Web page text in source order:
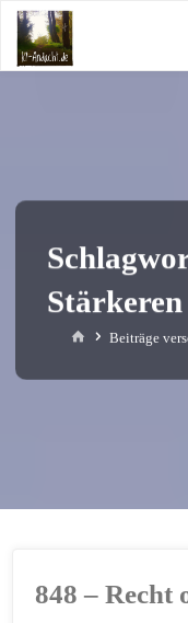
Zum
Inhalt
springen
Stärkeren
StartBeiträge
848 – Recht